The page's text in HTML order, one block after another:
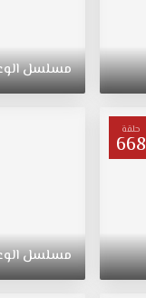
مسلسل
حلقة
668
مسلسل